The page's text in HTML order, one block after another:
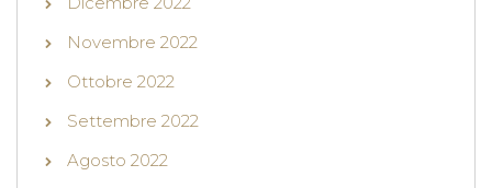
Novembre 2022
Ottobre 2022
Settembre 2022
Agosto 2022